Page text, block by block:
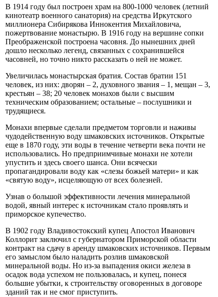
В 1914 году был построен храм на 800-1000 человек (летний
кинотеатр военного санатория) на средства Иркутского
миллионера Сибирякова Иннокентия Михайловича,
пожертвование монастырю. В 1916 году на вершине сопки
Преображенской построена часовня. До нынешних дней
дошло несколько легенд, связанных с сохранившейся
часовней, но точно никто рассказать о ней не может.
Увеличилась монастырская братия. Состав братии 151
человек, из них: дворян – 2, духовного звания – 1, мещан – 3,
крестьян – 38; 20 человек монахов были с высшим
техническим образованием; остальные – послушники и
трудящиеся.
Монахи впервые сделали предметом торговли и наживы
чудодейственную воду шмаковских источников. Открытые
еще в 1870 году, эти воды в течение четверти века почти не
использовались. Но предприимчивые монахи не хотели
упустить и здесь своего шанса. Они всячески
пропагандировали воду как «слезы божьей матери» и как
«святую воду», исцеляющую от всех болезней.
Узнав о большой эффективности лечения минеральной
водой, явный интерес к источникам стало проявлять и
приморское купечество.
В 1902 году Владивостокский купец Апостол Иванович
Коллорит заключил с губернатором Приморской области
контракт на сдачу в аренду шмаковских источников. Первым
его замыслом было наладить розлив шмаковской
минеральной воды. Но из-за выпадения окиси железа в
осадок вода успехом не пользовалась, и купец, понеся
большие убытки, к строительству оговоренных в договоре
зданий так и не смог приступить.